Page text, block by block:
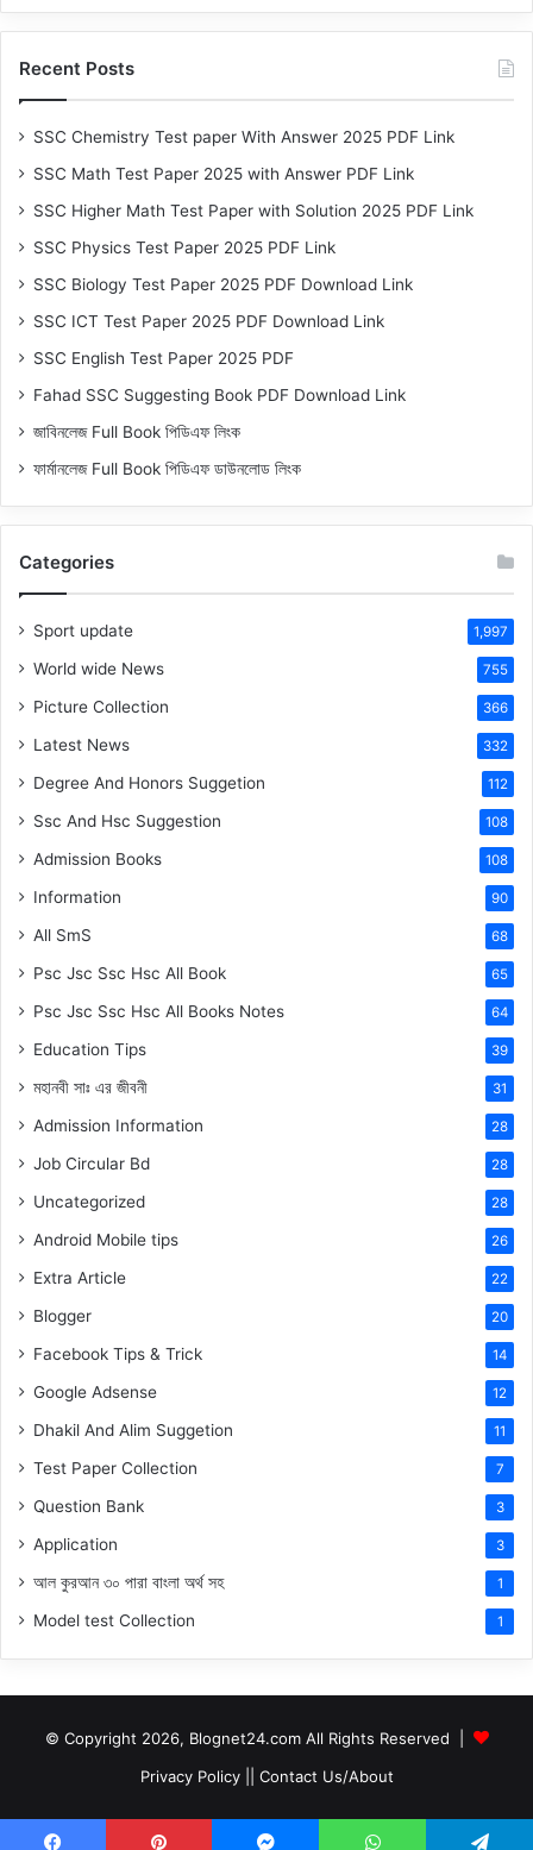
Recent Posts
SSC Chemistry Test paper With Answer 2025 PDF Link
SSC Math Test Paper 2025 with Answer PDF Link
SSC Higher Math Test Paper with Solution 2025 PDF Link
SSC Physics Test Paper 2025 PDF Link
SSC Biology Test Paper 2025 PDF Download Link
SSC ICT Test Paper 2025 PDF Download Link
SSC English Test Paper 2025 PDF
Fahad SSC Suggesting Book PDF Download Link
জাবিনলেজ Full Book পিডিএফ লিংক
ফার্মানলেজ Full Book পিডিএফ ডাউনলোড লিংক
Categories
Sport update 1,997
World wide News 755
Picture Collection 366
Latest News 332
Degree And Honors Suggetion 112
Ssc And Hsc Suggestion 108
Admission Books 108
Information 90
All SmS 68
Psc Jsc Ssc Hsc All Book 65
Psc Jsc Ssc Hsc All Books Notes 64
Education Tips 39
মহানবী সাঃ এর জীবনী 31
Admission Information 28
Job Circular Bd 28
Uncategorized 28
Android Mobile tips 26
Extra Article 22
Blogger 20
Facebook Tips & Trick 14
Google Adsense 12
Dhakil And Alim Suggetion 11
Test Paper Collection 7
Question Bank 3
Application 3
আল কুরআন ৩০ পারা বাংলা অর্থ সহ 1
Model test Collection 1
© Copyright 2026, Blognet24.com All Rights Reserved |
Privacy Policy|| Contact Us/About